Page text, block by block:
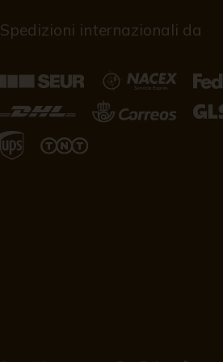
Spedizioni internazionali da